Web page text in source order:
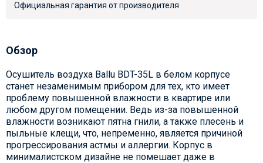
Официальная гарантия от производителя
Обзор
Осушитель воздуха Ballu BDT-35L в белом корпусе
станет незаменимым прибором для тех, кто имеет
проблему повышенной влажности в квартире или
любом другом помещении. Ведь из-за повышенной
влажности возникают пятна гнили, а также плесень и
пыльные клещи, что, непременно, является причиной
прогрессирования астмы и аллергии. Корпус в
минималистском дизайне не помешает даже в